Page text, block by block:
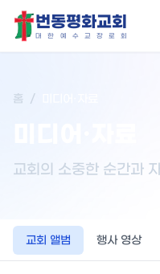
번동평화교회
대 한 예 수 교 장 로 회
홈 /
교회의 소중한 순간과
교회 앨범 행사 영상